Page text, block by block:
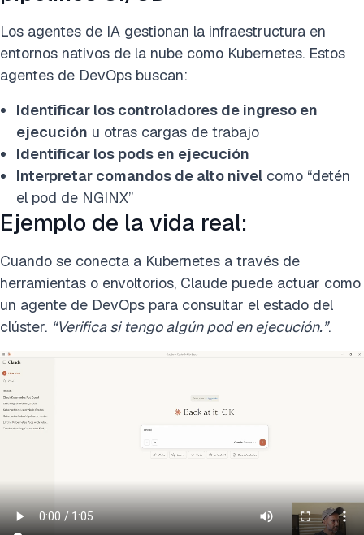
Los agentes de IA gestionan la infraestructura en
entornos nativos de la nube como Kubernetes. Estos
agentes de DevOps buscan:
Identificar los controladores de ingreso en
ejecución u otras cargas de trabajo
Identificar los pods en ejecución
Interpretar comandos de alto nivel como “detén
el pod de NGINX”
Ejemplo de la vida real:
Cuando se conecta a Kubernetes a través de
herramientas o envoltorios, Claude puede actuar como
un agente de DevOps para consultar el estado del
clúster. “Verifica si tengo algún pod en ejecución.”.